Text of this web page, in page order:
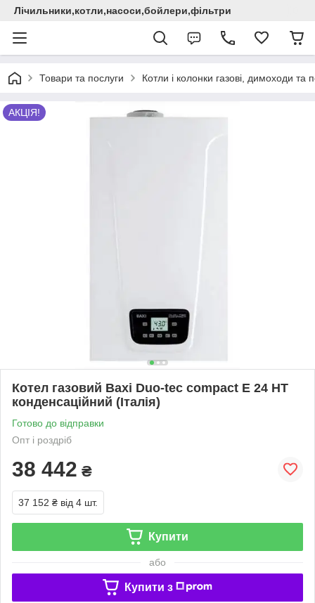
Лічильники,котли,насоси,бойлери,фільтри
Товари та послуги Котли і колонки газові, димоходи та
АКЦІЯ!
Котел газовий Baxi Duo-tec compact Е 24 HT
конденсаційний (Італія)
Готово до відправки
Опт і роздріб
38 442 ₴
37 152 ₴ від 4 шт.
Купити
або
Купити з